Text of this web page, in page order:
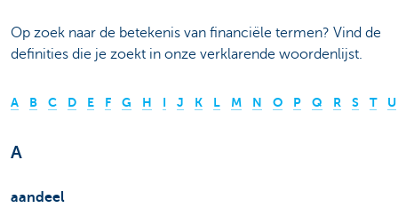
Op zoek naar de betekenis van financiële termen? Vind de
definities die je zoekt in onze verklarende woordenlijst.
A B C D E F G H I J K L M N O P Q R S T U
A
aandeel